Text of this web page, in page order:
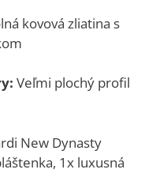
kovová zliatina s
Veľmi plochý profil
New Dynasty
1x luxusná